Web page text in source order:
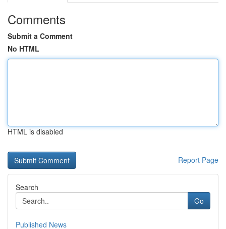
Comments
Submit a Comment
No HTML
HTML is disabled
Report Page
Search
Go
Published News